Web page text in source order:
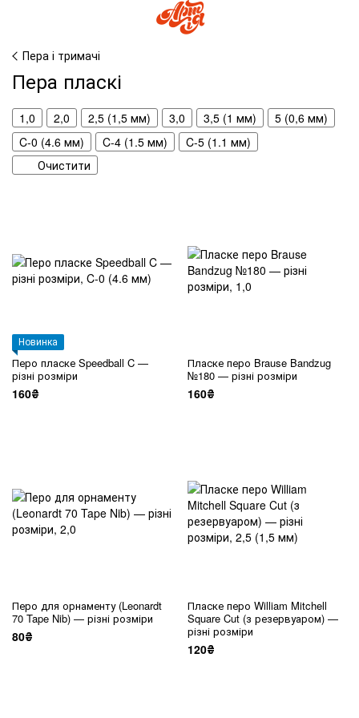
Пера і тримачі
Пера пласкі
1,0 2,0 2,5 (1,5 мм) 3,0 3,5 (1 мм)
5 (0,6 мм)
C-0 (4.6 мм)
C-4 (1.5 мм)
C-5 (1.1 мм)
Очистити
Новинка
Перо пласке Speedball C —
різні розміри
160₴
Пласке перо Brause Bandzug
№180 — різні розміри
160₴
Перо для орнаменту (Leonardt
70 Tape Nib) — різні розміри
80₴
Пласке перо William Mitchell
Square Cut (з резервуаром) —
різні розміри
120₴